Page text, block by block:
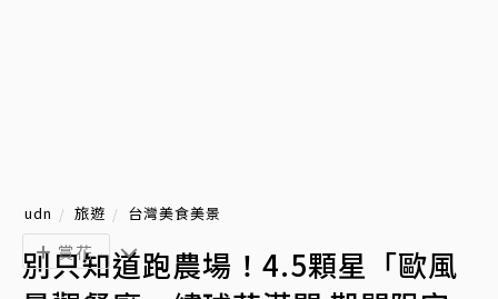
udn 旅遊 台灣美食美景
別只知道跑農場！4.5顆星「歐風
賞花